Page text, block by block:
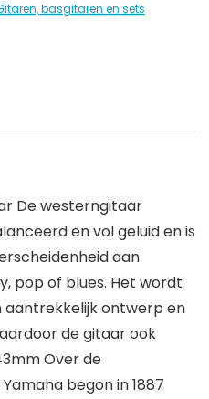
basgitaren en sets
De westerngitaar
en vol geluid en is
aan
pop of blues. Het wordt
ontwerp en
de gitaar ook
Over de
begon in 1887